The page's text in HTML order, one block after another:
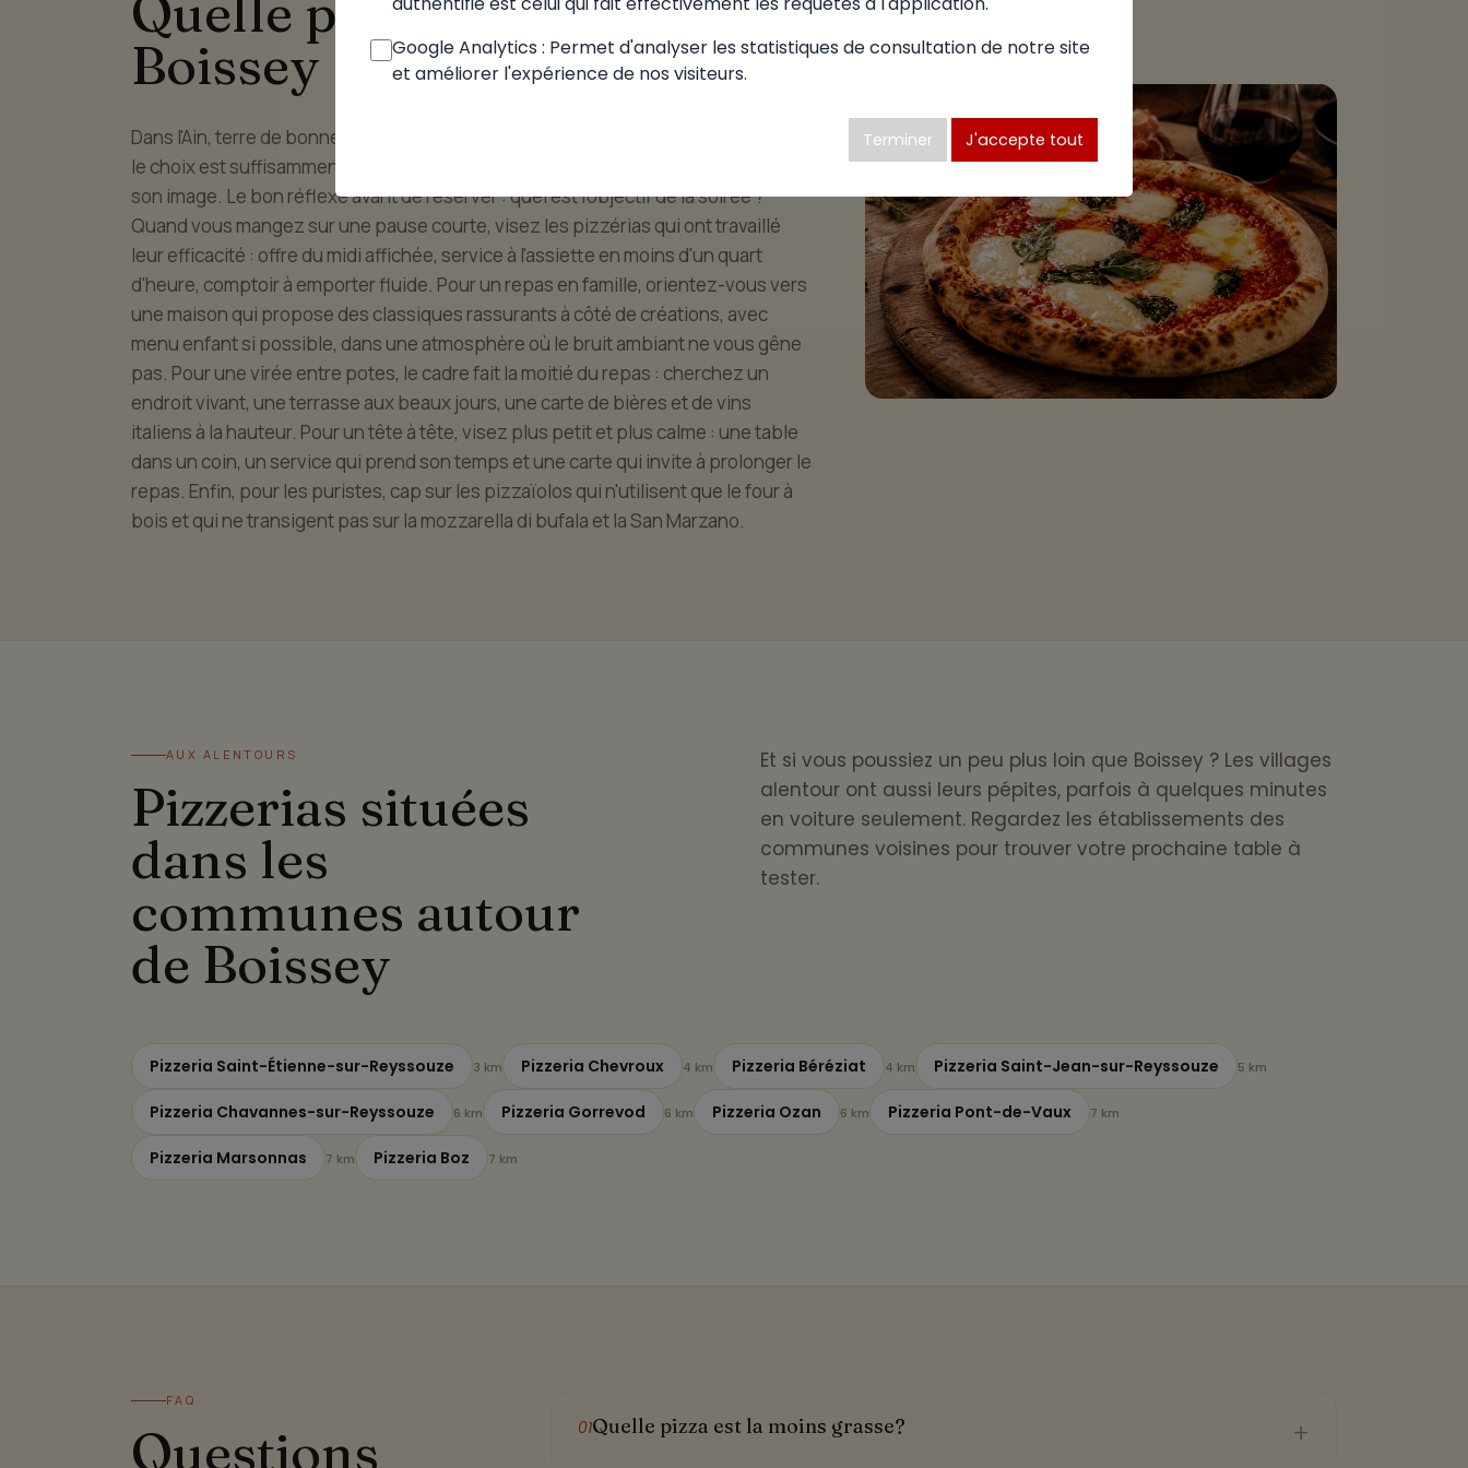
Boissey
Dans l'Ain, terre de bonne table, le choix d'une pizzéria mérite réflexion. À Boissey,
le choix est suffisamment riche pour que chaque convive trouve une adresse à
son image. Le bon réflexe avant de réserver : quel est l'objectif de la soirée ?
Quand vous mangez sur une pause courte, visez les pizzérias qui ont travaillé
leur efficacité : offre du midi affichée, service à l'assiette en moins d'un quart
d'heure, comptoir à emporter fluide. Pour un repas en famille, orientez-vous vers
une maison qui propose des classiques rassurants à côté de créations, avec
menu enfant si possible, dans une atmosphère où le bruit ambiant ne vous gêne
pas. Pour une virée entre potes, le cadre fait la moitié du repas : cherchez un
endroit vivant, une terrasse aux beaux jours, une carte de bières et de vins
italiens à la hauteur. Pour un tête à tête, visez plus petit et plus calme : une table
dans un coin, un service qui prend son temps et une carte qui invite à prolonger le
repas. Enfin, pour les puristes, cap sur les pizzaïolos qui n'utilisent que le four à
bois et qui ne transigent pas sur la mozzarella di bufala et la San Marzano.
AUX ALENTOURS
Pizzerias situées
dans les
communes autour
de Boissey
Et si vous poussiez un peu plus loin que Boissey ? Les villages
alentour ont aussi leurs pépites, parfois à quelques minutes
en voiture seulement. Regardez les établissements des
communes voisines pour trouver votre prochaine table à
tester.
Pizzeria Saint-Étienne-sur-Reyssouze 3 km Pizzeria Chevroux 4 km Pizzeria Béréziat 4 km Pizzeria Saint-Jean-sur-Reyssouze 5 km
Pizzeria Chavannes-sur-Reyssouze 6 km Pizzeria Gorrevod 6 km Pizzeria Ozan 6 km Pizzeria Pont-de-Vaux 7 km
Pizzeria Marsonnas 7 km Pizzeria Boz 7 km
FAQ
Questions 01Quelle pizza est la moins grasse? +
Google Analytics : Permet d'analyser les statistiques de consultation de notre site
et améliorer l'expérience de nos visiteurs.
Terminer J'accepte tout